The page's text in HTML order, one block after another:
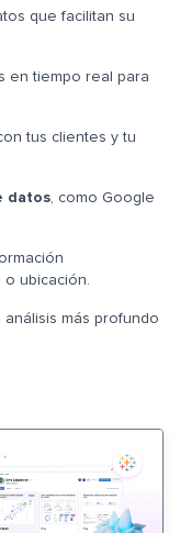
que facilitan su
en tiempo real para
tus clientes y tu
datos, como Google
o ubicación.
análisis más profundo